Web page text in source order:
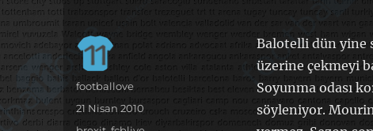
Balotelli dün yine
üzerine çekmeyi
Soyunma odası
söyleniyor.
Yazar
footballove
Yayın
tarihi
21 Nisan 2010